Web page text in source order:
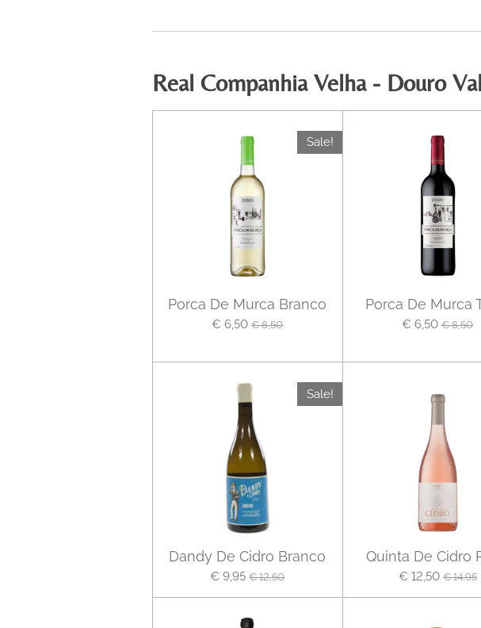
Real Companhia Velha - Douro
Sale!
Porca De Murca Branco
€ 6,50 € 8,50
Porca De Murca
€ 6,50 € 8,50
Sale!
Dandy De Cidro Branco
€ 9,95 € 12,50
Quinta De Cidro
€ 12,50 € 14,95